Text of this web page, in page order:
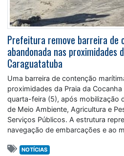
Prefeitura remove barreira de
abandonada nas proximidades
Caraguatatuba
Uma barreira de contenção
proximidades da Praia da
quarta-feira (5), após mobilização
de Meio Ambiente, Agricultura e
Serviços Públicos. A estrutura
navegação de embarcações e ao
NOTÍCIAS